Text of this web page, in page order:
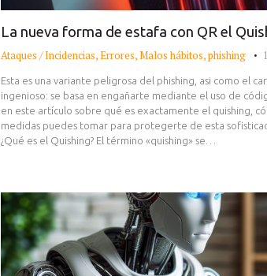
La nueva forma de estafa con QR el
Ataques / Incidencias,Errores,Malos hábitos,phishing
Esta es una variante peligrosa del phishing, asi como el
ingenioso: se basa en engañarte mediante el uso de
en este artículo sobre qué es exactamente el quishing,
medidas puedes tomar para protegerte de esta
¿Qué es el Quishing? El término «quishing» se…